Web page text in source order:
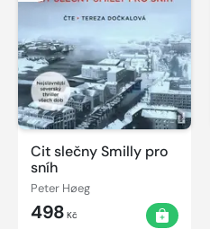
Cit slečny Smilly pro
sníh
Peter Høeg
498 Kč